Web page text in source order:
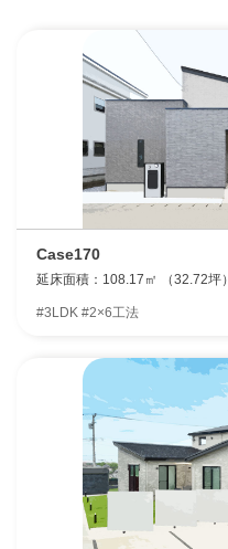
Case170
延床面積：108.17㎡ （32.72坪）
#3LDK #2×6工法